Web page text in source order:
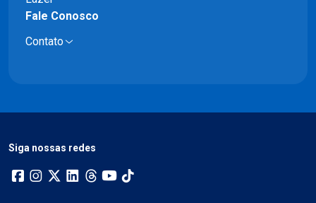
Fale Conosco
Contato
Siga nossas redes